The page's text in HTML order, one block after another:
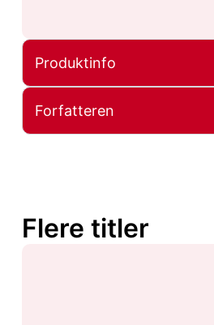
Produktinfo
Forfatteren
Flere titler